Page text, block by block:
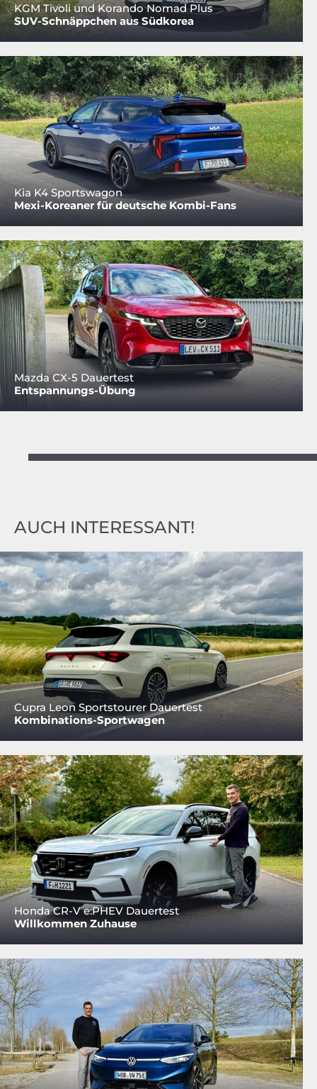
KGM Tivoli und Korando Nomad Plus
SUV-Schnäppchen aus Südkorea
Kia K4 Sportswagon
Mexi-Koreaner für deutsche Kombi-Fans
Mazda CX-5 Dauertest
Entspannungs-Übung
AUCH INTERESSANT!
Cupra Leon Sportstourer Dauertest
Kombinations-Sportwagen
Honda CR-V e:PHEV Dauertest
Willkommen Zuhause